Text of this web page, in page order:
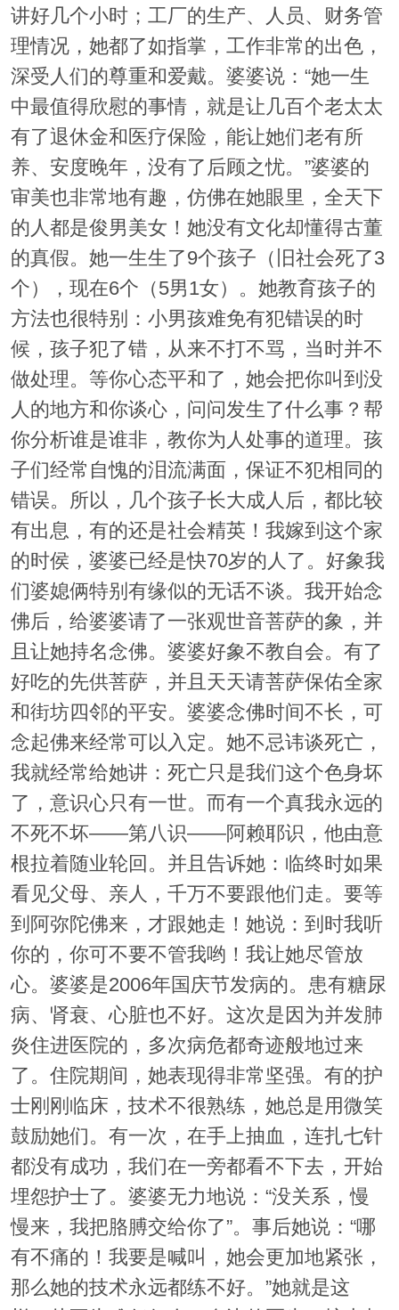
讲好几个小时；工厂的生产、人员、财务管
理情况，她都了如指掌，工作非常的出色，
深受人们的尊重和爱戴。婆婆说：“她一生
中最值得欣慰的事情，就是让几百个老太太
有了退休金和医疗保险，能让她们老有所
养、安度晚年，没有了后顾之忧。”婆婆的
审美也非常地有趣，仿佛在她眼里，全天下
的人都是俊男美女！她没有文化却懂得古董
的真假。她一生生了9个孩子（旧社会死了3
个），现在6个（5男1女）。她教育孩子的
方法也很特别：小男孩难免有犯错误的时
候，孩子犯了错，从来不打不骂，当时并不
做处理。等你心态平和了，她会把你叫到没
人的地方和你谈心，问问发生了什么事？帮
你分析谁是谁非，教你为人处事的道理。孩
子们经常自愧的泪流满面，保证不犯相同的
错误。所以，几个孩子长大成人后，都比较
有出息，有的还是社会精英！我嫁到这个家
的时侯，婆婆已经是快70岁的人了。好象我
们婆媳俩特别有缘似的无话不谈。我开始念
佛后，给婆婆请了一张观世音菩萨的象，并
且让她持名念佛。婆婆好象不教自会。有了
好吃的先供菩萨，并且天天请菩萨保佑全家
和街坊四邻的平安。婆婆念佛时间不长，可
念起佛来经常可以入定。她不忌讳谈死亡，
我就经常给她讲：死亡只是我们这个色身坏
了，意识心只有一世。而有一个真我永远的
不死不坏——第八识——阿赖耶识，他由意
根拉着随业轮回。并且告诉她：临终时如果
看见父母、亲人，千万不要跟他们走。要等
到阿弥陀佛来，才跟她走！她说：到时我听
你的，你可不要不管我哟！我让她尽管放
心。婆婆是2006年国庆节发病的。患有糖尿
病、肾衰、心脏也不好。这次是因为并发肺
炎住进医院的，多次病危都奇迹般地过来
了。住院期间，她表现得非常坚强。有的护
士刚刚临床，技术不很熟练，她总是用微笑
鼓励她们。有一次，在手上抽血，连扎七针
都没有成功，我们在一旁都看不下去，开始
埋怨护士了。婆婆无力地说：“没关系，慢
慢来，我把胳膊交给你了”。事后她说：“哪
有不痛的！我要是喊叫，她会更加地紧张，
那么她的技术永远都练不好。”她就是这